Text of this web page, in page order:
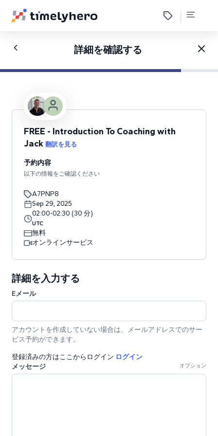
詳細を確認する
FREE - Introduction To Coaching with
Jack 翻訳を見る
予約内容
以下の情報をご確認ください
A7PNP8
Sep 29, 2025
02:00-02:30 (30 分)
UTC
無料
オンラインサービス
詳細を入力する
Eメール
アカウントを作成していない場合は、メールアドレスでのサー
ビス予約ができます。
登録済みの方はここからログイン ログイン
メッセージ
オプション